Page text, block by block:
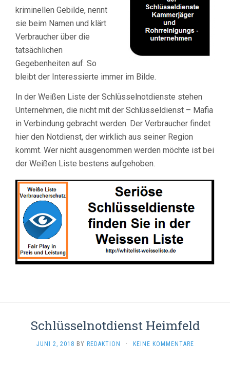
kriminellen Gebilde, nennt
sie beim Namen und klärt
Verbraucher über die
tatsächlichen
Gegebenheiten auf. So
bleibt der Interessierte immer im Bilde.
In der Weißen Liste der Schlüsselnotdienste stehen
Unternehmen, die nicht mit der Schlüsseldienst – Mafia
in Verbindung gebracht werden. Der Verbraucher findet
hier den Notdienst, der wirklich aus seiner Region
kommt. Wer nicht ausgenommen werden möchte ist bei
der Weißen Liste bestens aufgehoben.
Schlüsselnotdienst Heimfeld
JUNI 2, 2018 BY REDAKTION · KEINE KOMMENTARE